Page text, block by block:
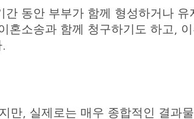
간 동안 부부가 함께 형성하거나
혼소송과 함께 청구하기도 하고,
만, 실제로는 매우 종합적인 결과